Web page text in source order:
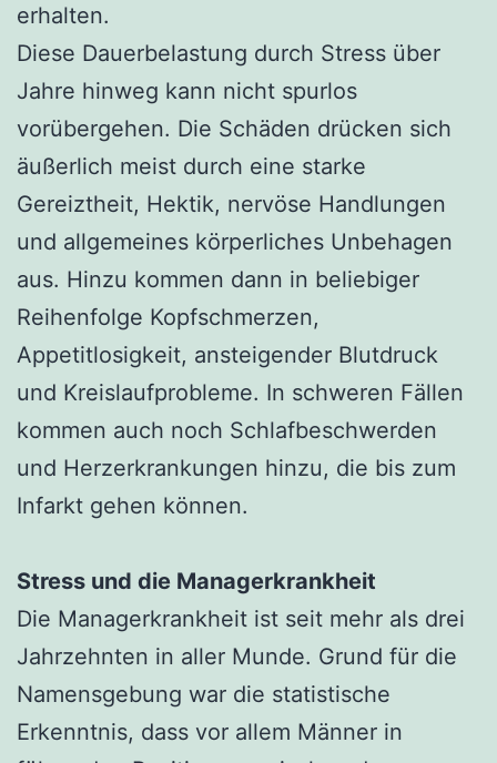
erhalten.
Diese Dauerbelastung durch Stress über
Jahre hinweg kann nicht spurlos
vorübergehen. Die Schäden drücken sich
äußerlich meist durch eine starke
Gereiztheit, Hektik, nervöse Handlungen
und allgemeines körperliches Unbehagen
aus. Hinzu kommen dann in beliebiger
Reihenfolge Kopfschmerzen,
Appetitlosigkeit, ansteigender Blutdruck
und Kreislaufprobleme. In schweren Fällen
kommen auch noch Schlafbeschwerden
und Herzerkrankungen hinzu, die bis zum
Infarkt gehen können.
Stress und die Managerkrankheit
Die Managerkrankheit ist seit mehr als drei
Jahrzehnten in aller Munde. Grund für die
Namensgebung war die statistische
Erkenntnis, dass vor allem Männer in